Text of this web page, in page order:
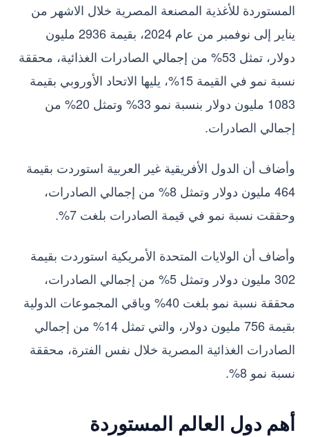
المستوردة للأغذية المصنعة المصرية خلال الاشهر من
يناير إلى نوفمبر من عام 2024، بقيمة 2936 مليون
دولار، تمثل 53% من إجمالي الصادرات الغذائية، محققة
نسبة نمو في القيمة 15%، يليها الاتحاد الأوروبي بقيمة
1083 مليون دولار بنسبة نمو 33% وتمثل 20% من
إجمالي الصادرات.
وأضاف أن الدول الأفريقية غير العربية استوردت بقيمة
464 مليون دولار وتمثل 8% من إجمالي الصادرات،
وحققت نسبة نمو في قيمة الصادرات بلغت 7%.
وأضاف أن الولايات المتحدة الأمريكية استوردت بقيمة
302 مليون دولار وتمثل 5% من إجمالي الصادرات،
محققة نسبة نمو بلغت 40% وباقي المجموعات الدولية
بقيمة 756 مليون دولار، والتي تمثل 14% من إجمالي
الصادرات الغذائية المصرية خلال نفس الفترة، محققة
نسبة نمو 8%.
أهم دول العالم المستوردة